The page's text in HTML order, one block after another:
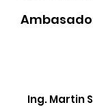
Ing. Martin